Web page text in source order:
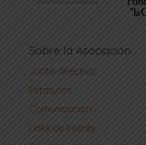
Sobre la Asociación
Junta directiva
Estatutos
Comunicación
Links de interés